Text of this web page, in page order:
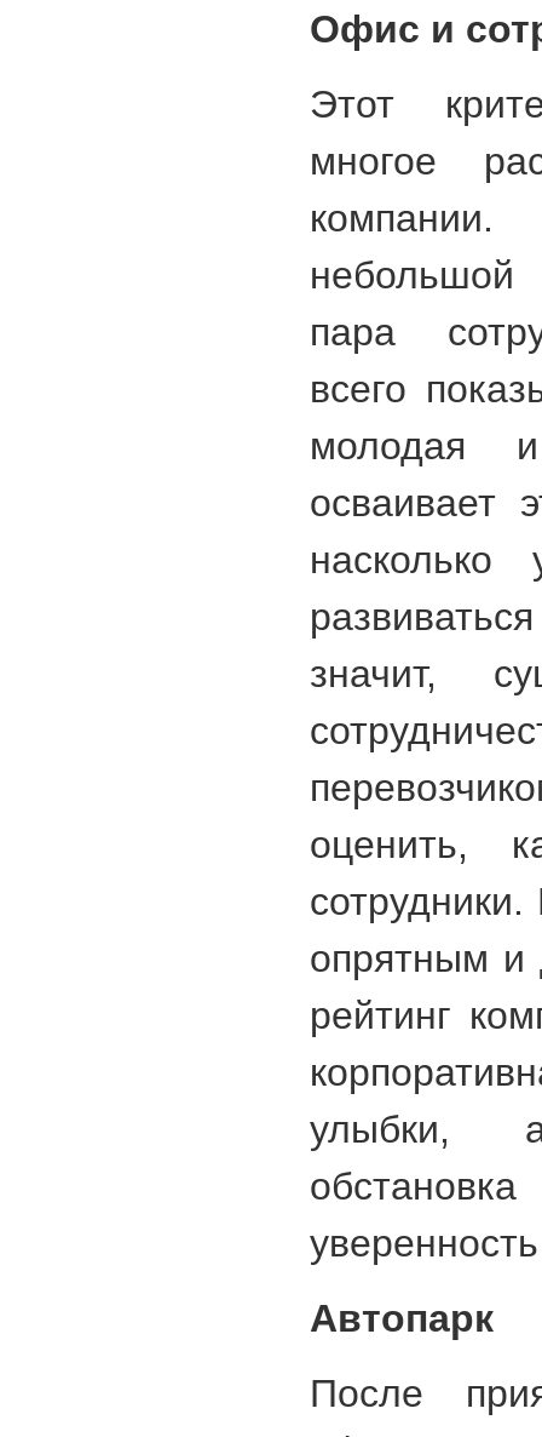
Офис и
Этот
многое
пара
всего
молодая
осваивает
значит,
оценить,
опрятным и
рейтинг
улыбки,
Автопарк
После